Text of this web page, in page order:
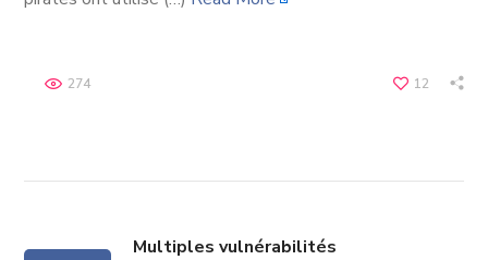
12
274
Multiples vulnérabilités